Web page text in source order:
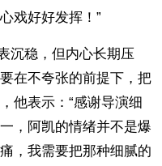
戏好好发挥！”
沉稳，但内心长期压
在不夸张的前提下，把
他表示：“感谢导演细
，阿凯的情绪并不是爆
，我需要把那种细腻的